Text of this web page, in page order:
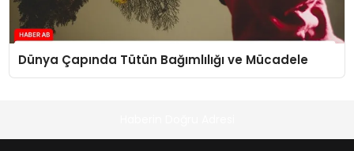
Dünya Çapında Tütün Bağımlılığı ve Mücadele